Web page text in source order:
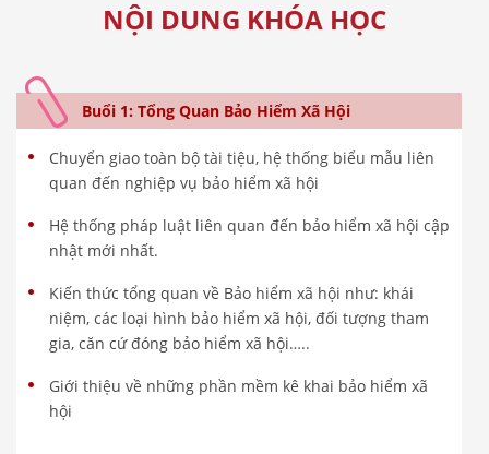
NỘI DUNG KHÓA HỌC
Buổi 1: Tổng Quan Bảo Hiểm Xã Hội
Chuyển giao toàn bộ tài tiệu, hệ thống biểu mẫu liên
quan đến nghiệp vụ bảo hiểm xã hội
Hệ thống pháp luật liên quan đến bảo hiểm xã hội cập
nhật mới nhất.
Kiến thức tổng quan về Bảo hiểm xã hội như: khái
niệm, các loại hình bảo hiểm xã hội, đối tượng tham
gia, căn cứ đóng bảo hiểm xã hội…..
Giới thiệu về những phần mềm kê khai bảo hiểm xã
hội